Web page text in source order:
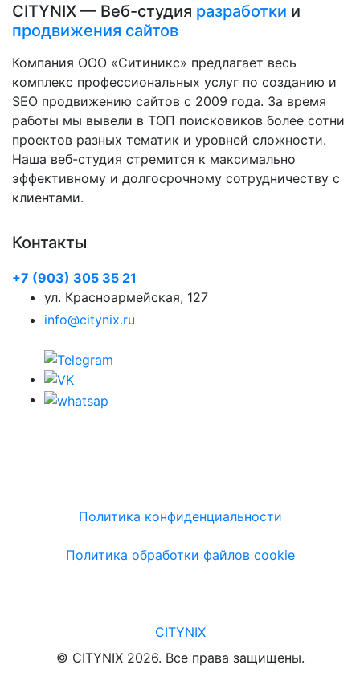
CITYNIX — Веб-студия разработки и
продвижения сайтов
Компания ООО «Ситиникс» предлагает весь
комплекс профессиональных услуг по созданию и
SEO продвижению сайтов с 2009 года. За время
работы мы вывели в ТОП поисковиков более сотни
проектов разных тематик и уровней сложности.
Наша веб-студия стремится к максимально
эффективному и долгосрочному сотрудничеству с
клиентами.
Контакты
+7 (903) 305 35 21
ул. Красноармейская, 127
info@citynix.ru
Политика конфиденциальности
Политика обработки файлов cookie
CITYNIX
© CITYNIX 2026. Все права защищены.